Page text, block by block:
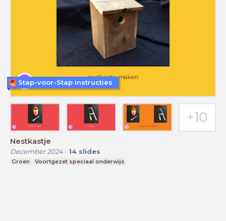
Nestkastje
December 2024- 14 slides
Groen Voortgezet speciaal onderwijs
Stap-voor-Stap instructies